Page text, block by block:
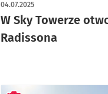
W Sky Towerze
Radissona
04.07.2025